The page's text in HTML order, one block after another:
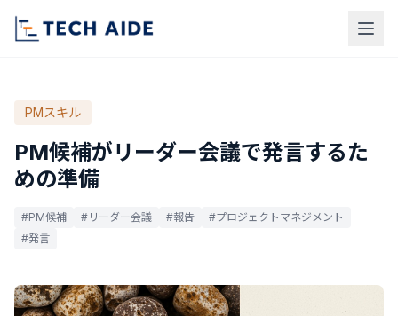
PMスキル
PM候補がリーダー会議で発言するた
めの準備
#PM候補 #リーダー会議 #報告
#プロジェクトマネジメント
#発言